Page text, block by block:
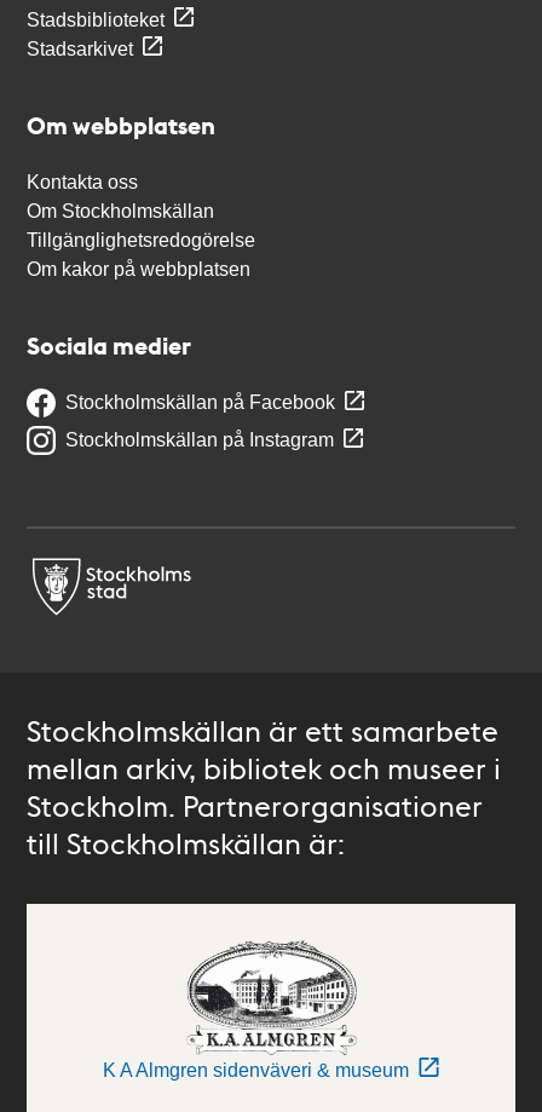
Stadsbiblioteket
Stadsarkivet
Om webbplatsen
Kontakta oss
Om Stockholmskällan
Tillgänglighetsredogörelse
Om kakor på webbplatsen
Sociala medier
Stockholmskällan på Facebook
Stockholmskällan på Instagram
Stockholmskällan är ett samarbete
mellan arkiv, bibliotek och museer i
Stockholm. Partnerorganisationer
till Stockholmskällan är:
K A Almgren sidenväveri & museum